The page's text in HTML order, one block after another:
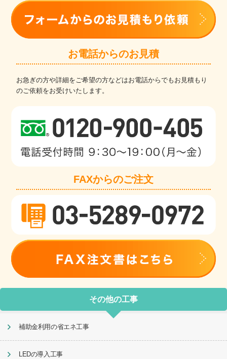
お電話からのお見積
お急ぎの方や詳細をご希望の方などはお電話からでもお見積もり
のご依頼をお受けいたします。
FAXからのご注文
その他の工事
補助金利用の省エネ工事
LEDの導入工事